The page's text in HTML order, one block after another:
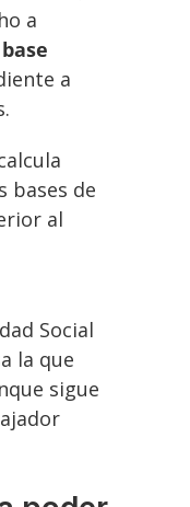
a
a
bases de
al
Social
la que
sigue